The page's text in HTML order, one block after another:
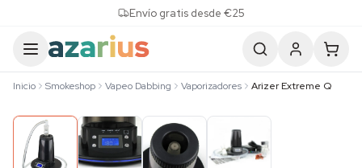
Envío gratis desde €25
Inicio Smokeshop Vapeo Dabbing Vaporizadores Arizer Extreme Q